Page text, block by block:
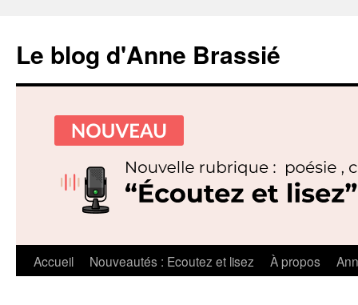
Le blog d'Anne Brassié
Aller
Accueil Nouveautés : Ecoutez et lisez À propos